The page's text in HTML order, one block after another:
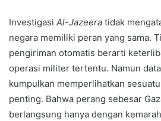
Investigasi Al-Jazeera tidak
negara memiliki peran yang sama.
pengiriman otomatis berarti
operasi militer tertentu. Namun
kumpulkan memperlihatkan
penting. Bahwa perang sebesar
berlangsung hanya dengan